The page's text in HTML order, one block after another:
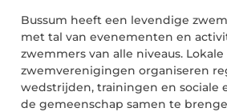
Bussum heeft een levendige
met tal van evenementen en
zwemmers van alle niveaus. Lokale
zwemverenigingen organiseren
wedstrijden, trainingen en sociale
de gemeenschap samen te